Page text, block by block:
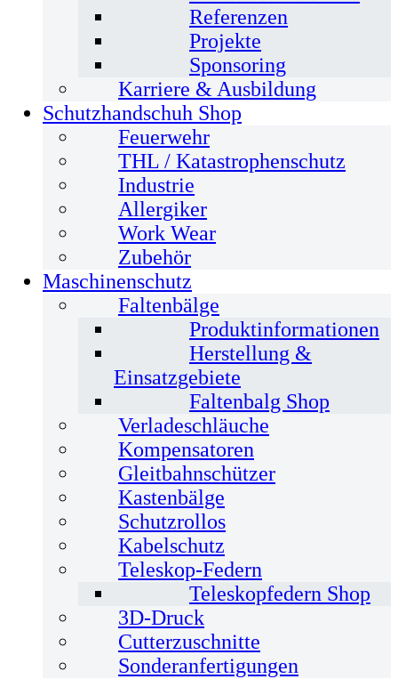
Referenzen
Projekte
Sponsoring
Karriere & Ausbildung
Schutzhandschuh Shop
Feuerwehr
THL / Katastrophenschutz
Industrie
Allergiker
Work Wear
Zubehör
Maschinenschutz
Faltenbälge
Produktinformationen
Herstellung &
Einsatzgebiete
Faltenbalg Shop
Verladeschläuche
Kompensatoren
Gleitbahnschützer
Kastenbälge
Schutzrollos
Kabelschutz
Teleskop-Federn
Teleskopfedern Shop
3D-Druck
Cutterzuschnitte
Sonderanfertigungen